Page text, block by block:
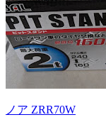
ノア ZRR70W